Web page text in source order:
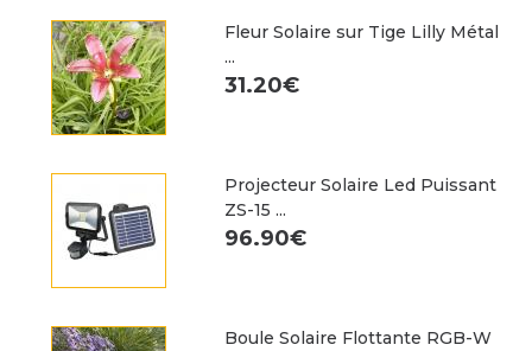
Fleur Solaire sur Tige Lilly Métal
...
31.20€
Projecteur Solaire Led Puissant
ZS-15 ...
96.90€
Boule Solaire Flottante RGB-W